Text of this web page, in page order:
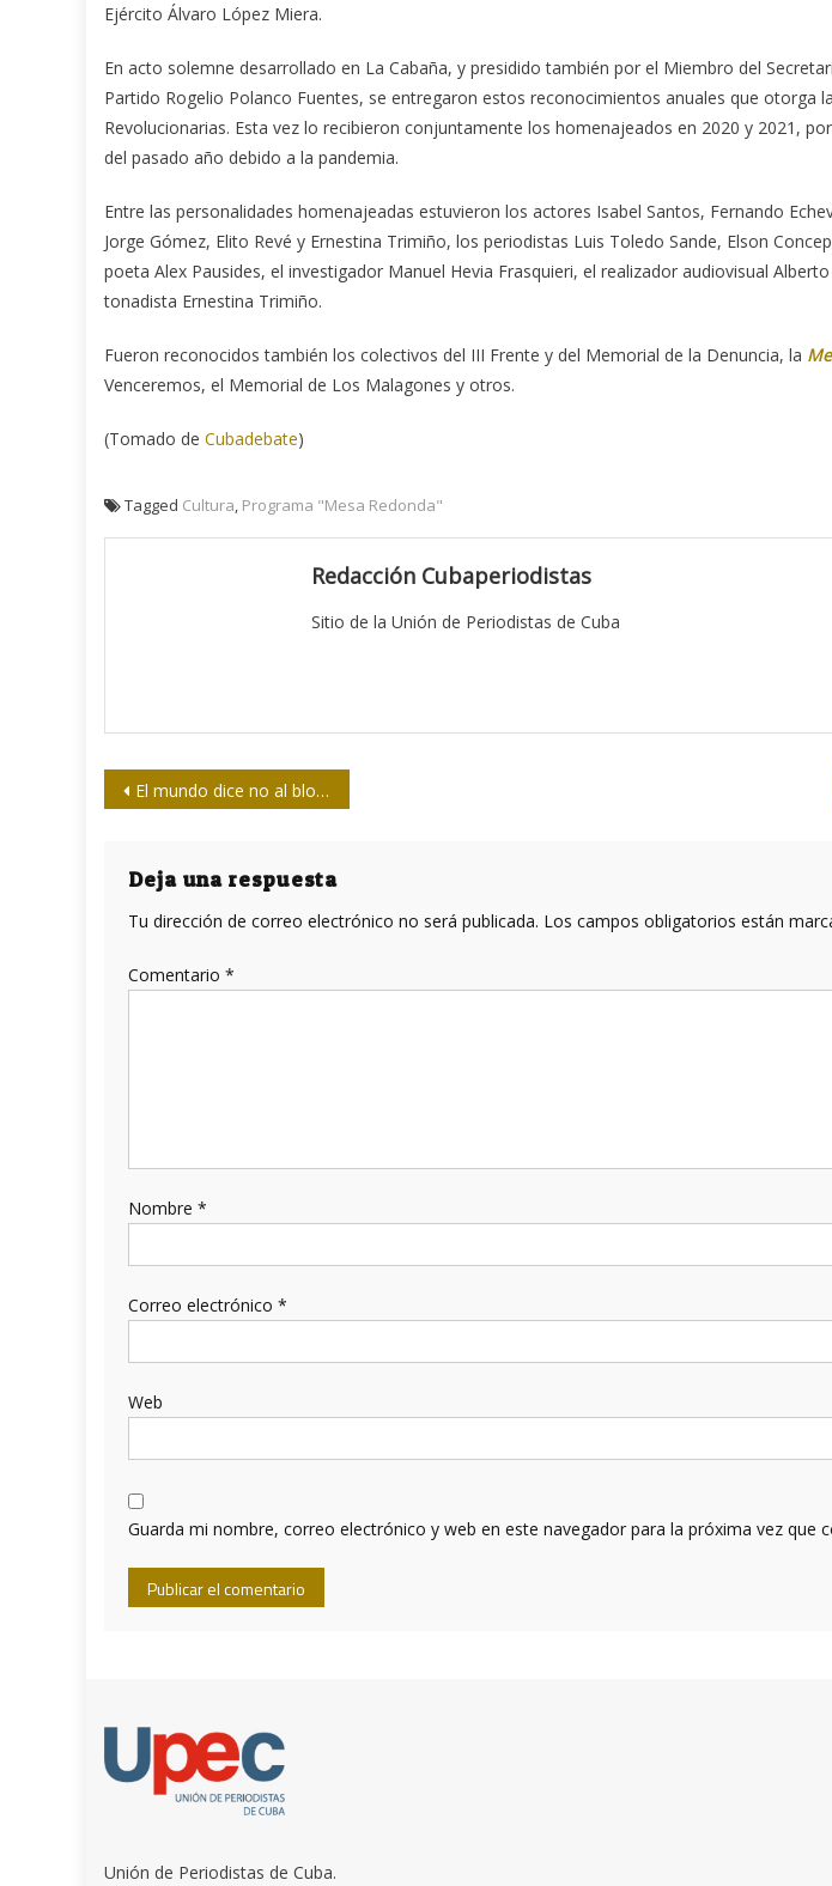
Ejército Álvaro López Miera.
En acto solemne desarrollado en La Cabaña, y presidido también por el Miembro del
Partido Rogelio Polanco Fuentes, se entregaron estos reconocimientos anuales que otorga
Revolucionarias. Esta vez lo recibieron conjuntamente los homenajeados en 2020 y 2021,
del pasado año debido a la pandemia.
Entre las personalidades homenajeadas estuvieron los actores Isabel Santos, Fernando
Jorge Gómez, Elito Revé y Ernestina Trimiño, los periodistas Luis Toledo Sande, Elson
poeta Alex Pausides, el investigador Manuel Hevia Frasquieri, el realizador audiovisual
tonadista Ernestina Trimiño.
Fueron reconocidos también los colectivos del III Frente y del Memorial de la Denuncia, la
Venceremos, el Memorial de Los Malagones y otros.
(Tomado de Cubadebate)
Tagged Cultura, Programa "Mesa Redonda"
Redacción Cubaperiodistas
Sitio de la Unión de Periodistas de Cuba
Navegación
entradas
El mundo dice no al bloqueo
Deja una respuesta
Tu dirección de correo electrónico no será publicada. Los campos obligatorios están
Comentario *
Nombre *
Correo electrónico *
Web
Guarda mi nombre, correo electrónico y web en este navegador para la próxima vez que
Unión de Periodistas de Cuba.